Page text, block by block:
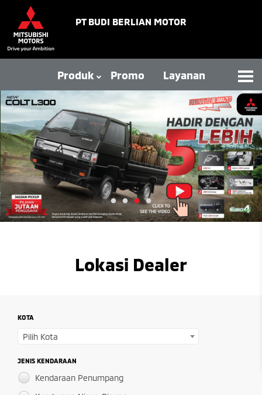
PT BUDI BERLIAN MOTOR
Produk Promo Layanan
Lokasi Dealer
KOTA
Pilih Kota
JENIS KENDARAAN
Kendaraan Penumpang